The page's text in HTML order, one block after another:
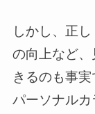
しかし、正
の向上など
きるのも事
パーソナル